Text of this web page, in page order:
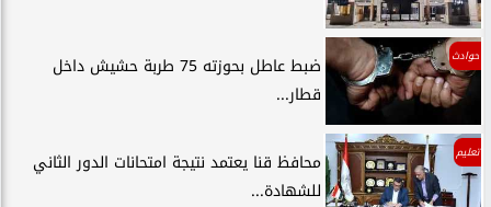
حوادث
ضبط عاطل بحوزته 75 طربة حشيش داخل
قطار...
تعليم
محافظ قنا يعتمد نتيجة امتحانات الدور الثاني
للشهادة...